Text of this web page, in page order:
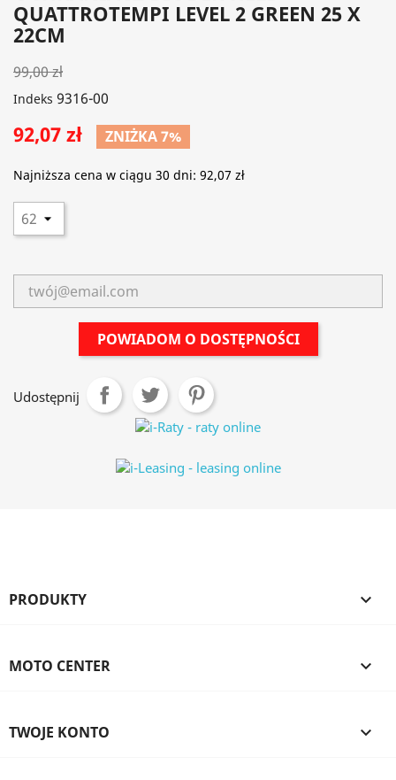
QUATTROTEMPI LEVEL 2 GREEN 25 X
22CM
99,00 zł
Indeks 9316-00
92,07 zł ZNIŻKA 7%
Najniższa cena w ciągu 30 dni: 92,07 zł
POWIADOM O DOSTĘPNOŚCI
Udostępnij
PRODUKTY 
MOTO CENTER 
TWOJE KONTO 